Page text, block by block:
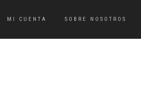
MI CUENTA SOBRE NOSOTROS